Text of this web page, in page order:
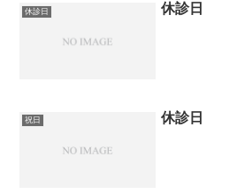
休診日 休診日
祝日 休診日